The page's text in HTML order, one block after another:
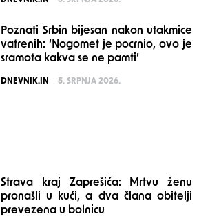
Poznati Srbin bijesan nakon utakmice
vatrenih: ‘Nogomet je pocrnio, ovo je
sramota kakva se ne pamti’
POSTED
DNEVNIK.IN 5. SRPNJA 2026.
Strava kraj Zaprešića: Mrtvu ženu
pronašli u kući, a dva člana obitelji
prevezena u bolnicu